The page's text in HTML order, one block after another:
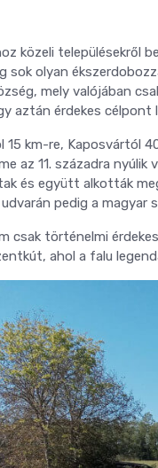
közeli településekről
sok olyan
mely valójában
aztán érdekes célpont
15 km-re, Kaposvártól
az 11. századra
és együtt alkották
pedig a magyar
csak történelmi
ahol a falu